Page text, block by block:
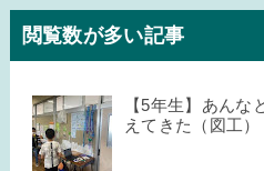
閲覧数が多い記事
【5年生】あんな
えてきた（図工）